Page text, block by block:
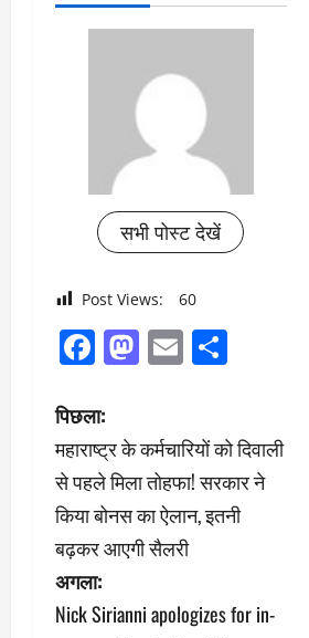
सभी पोस्ट देखें
Post Views: 60
Facebook
Mastodon
Email
पो
स्ट
ने
वि
गे
पिछला:
महाराष्ट्र के कर्मचारियों को दिवाली
से पहले मिला तोहफा! सरकार ने
किया बोनस का ऐलान, इतनी
बढ़कर आएगी सैलरी
अगला:
Nick Sirianni apologizes for in-